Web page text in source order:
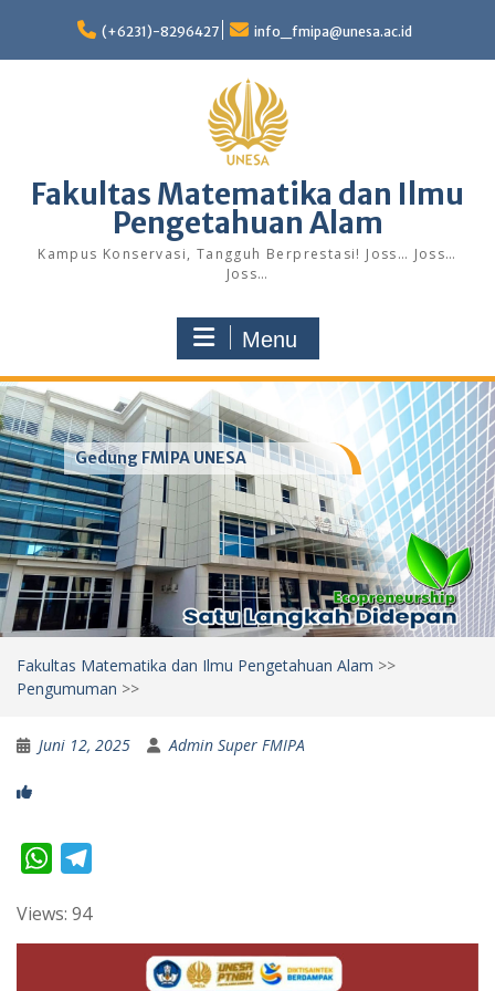
content
(+6231)-8296427 info_fmipa@unesa.ac.id
Fakultas Matematika dan Ilmu
Pengetahuan Alam
Kampus Konservasi, Tangguh Berprestasi! Joss… Joss…
Joss…
Menu
Gedung FMIPA UNESA
Fakultas Matematika dan Ilmu Pengetahuan Alam >>
Pengumuman >>
Juni 12, 2025 Admin Super FMIPA
W
a
t
l
e
Views: 94